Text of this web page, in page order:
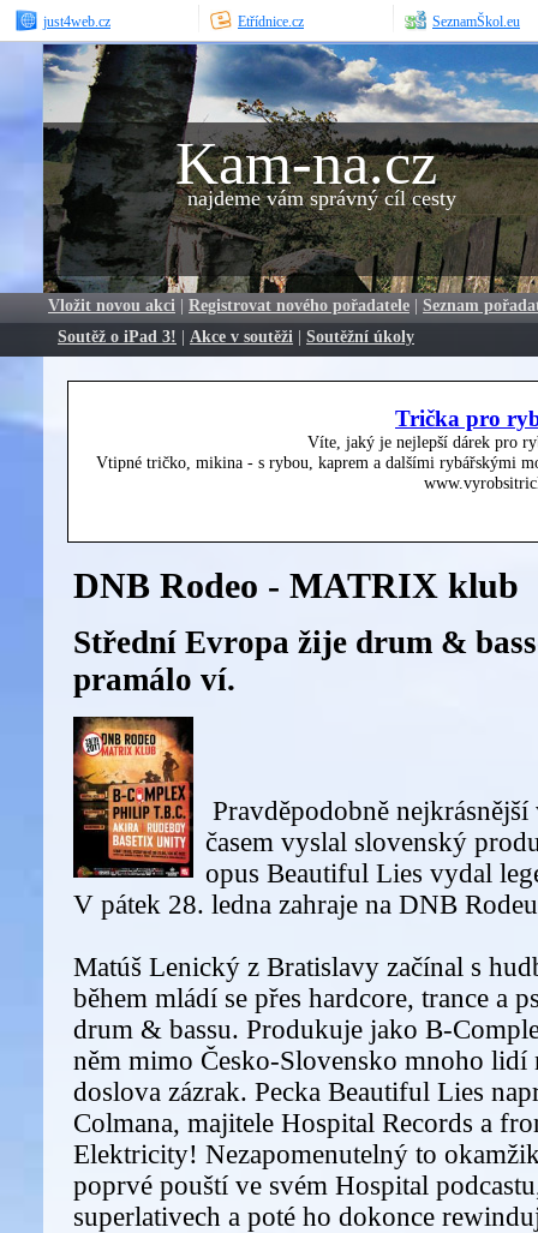
just4web.cz Etřídnice.cz SeznamŠkol.eu
Kam-na.cz
najdeme vám správný cíl cesty
Vložit novou akci | Registrovat nového pořadatele | Seznam
Soutěž o iPad 3! | Akce v soutěži | Soutěžní úkoly
Trička pro
Víte, jaký je nejlepší dárek pro
Vtipné tričko, mikina - s rybou, kaprem a dalšími rybářskými
DNB Rodeo - MATRIX klub
Střední Evropa žije drum &
pramálo ví.
Pravděpodobně
časem vyslal slovenský
opus Beautiful Lies vydal
V pátek 28. ledna zahraje na DNB
Matúš Lenický z Bratislavy začínal s
během mládí se přes hardcore, trance a
drum & bassu. Produkuje jako B-
něm mimo Česko-Slovensko mnoho lidí
doslova zázrak. Pecka Beautiful Lies
Colmana, majitele Hospital Records a
Elektricity! Nezapomenutelný to
poprvé pouští ve svém Hospital
superlativech a poté ho dokonce